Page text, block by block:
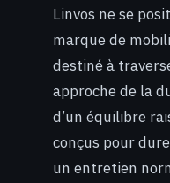
Linvos ne se
marque de
destiné à
approche de la
d’un équilibre
conçus pour
un entretien